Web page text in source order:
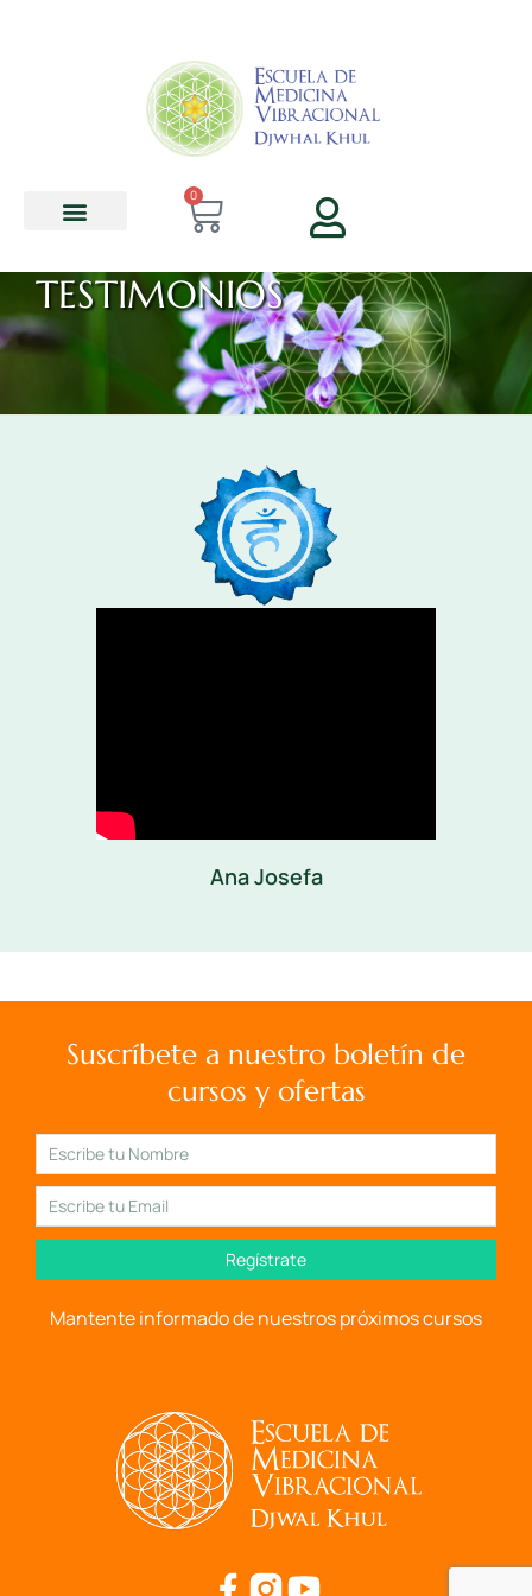
0
TESTIMONIOS
Ana Josefa
Suscríbete a nuestro boletín de
cursos y ofertas
Regístrate
Mantente informado de nuestros próximos cursos